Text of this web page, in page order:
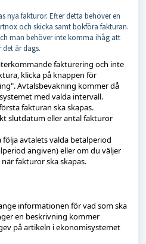
nya fakturor. Efter detta behöver en
och skicka samt bokföra fakturan.
man behöver inte komma ihåg att
är dags.
fakturering och inte
klicka på knappen för
Avtalsbevakning kommer då
med valda intervall.
fakturan ska skapas.
slutdatum eller antal fakturor
avtalets valda betalperiod
angiven) eller om du väljer
fakturor ska skapas.
informationen för vad som ska
en beskrivning kommer
på artikeln i ekonomisystemet